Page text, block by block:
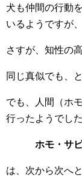
犬も仲間の行動
いるようですが、
さすが、知性の
同じ真似でも、
でも、人間（ホ
行ったようでした
ホモ・サピ
は、次から次へ